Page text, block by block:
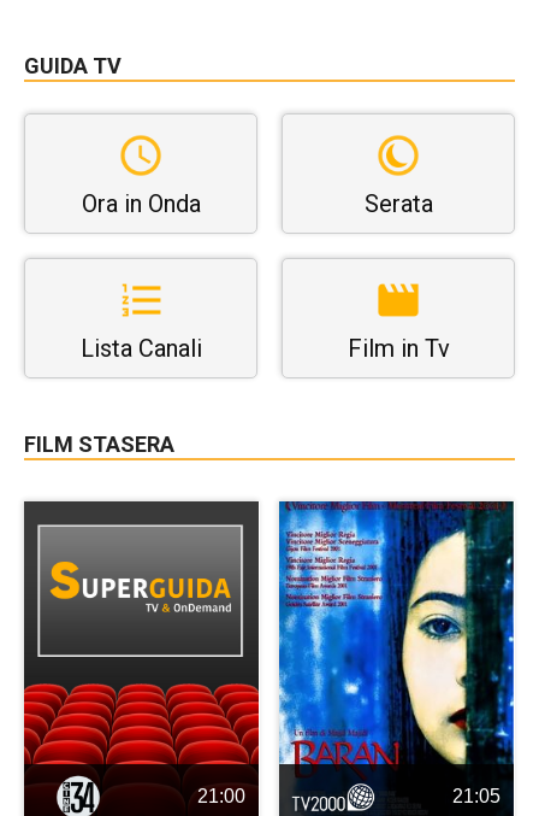
GUIDA TV
Ora in Onda Serata
Lista Canali Film in Tv
FILM STASERA
21:00 21:05